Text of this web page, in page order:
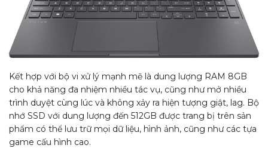
Kết hợp với bộ vi xử lý mạnh mẽ là dung lượng RAM 8GB
cho khả năng đa nhiệm nhiều tác vụ, cũng như mở nhiều
trình duyệt cùng lúc và không xảy ra hiện tượng giật, lag. Bộ
nhớ SSD với dung lượng đến 512GB được trang bị trên sản
phẩm có thể lưu trữ mọi dữ liệu, hình ảnh, cũng như các tựa
game cấu hình cao.